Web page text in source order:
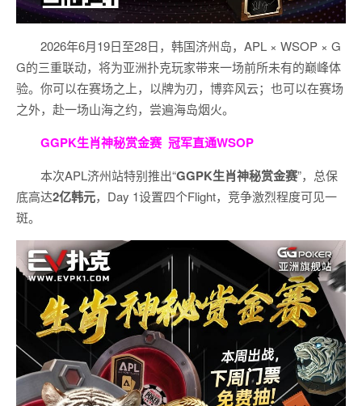
2026年6月19日至28日，韩国济州岛，APL × WSOP × G
G的三重联动，将为亚洲扑克玩家带来一场前所未有的巅峰体
验。 你可以在赛场之上，以牌为刃，博弈风云；也可以在赛场
之外，赴一场山海之约，尝遍海岛烟火。
GGPK生肖神秘赏金赛 冠军直通WSOP
本次APL济州站特别推出“GGPK生肖神秘赏金赛”，总保
底高达2亿韩元，Day 1设置四个Flight，竞争激烈程度可见一
斑。